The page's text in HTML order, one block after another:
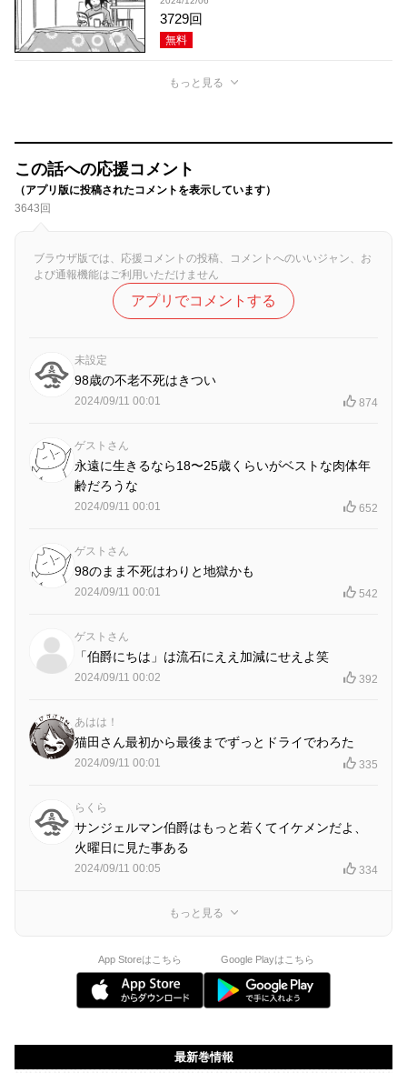
3729回
無料
もっと見る
この話への応援コメント
（アプリ版に投稿されたコメントを表示しています）
3643回
ブラウザ版では、応援コメントの投稿、コメントへのいいジャン、お
よび通報機能はご利用いただけません
アプリでコメントする
未設定
98歳の不老不死はきつい
2024/09/11 00:01 874
ゲストさん
永遠に生きるなら18〜25歳くらいがベストな肉体年
齢だろうな
2024/09/11 00:01 652
ゲストさん
98のまま不死はわりと地獄かも
2024/09/11 00:01 542
ゲストさん
「伯爵にちは」は流石にええ加減にせえよ笑
2024/09/11 00:02 392
あはは！
猫田さん最初から最後までずっとドライでわろた
2024/09/11 00:01 335
らくら
サンジェルマン伯爵はもっと若くてイケメンだよ、
火曜日に見た事ある
2024/09/11 00:05 334
もっと見る
App Storeはこちら Google Playはこちら
最新巻情報